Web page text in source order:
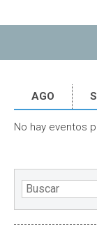
AGO
No hay eventos